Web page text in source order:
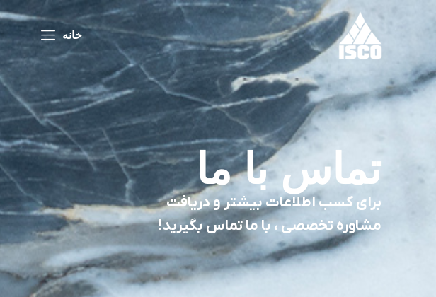
خانه
تماس با ما
برای کسب اطلاعات بیشتر و دریافت
مشاوره تخصصی ، با ما تماس بگیرید!